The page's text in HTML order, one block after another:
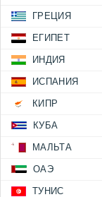
ГРЕЦИЯ
ЕГИПЕТ
ИНДИЯ
ИСПАНИЯ
КИПР
КУБА
МАЛЬТА
ОАЭ
ТУНИС